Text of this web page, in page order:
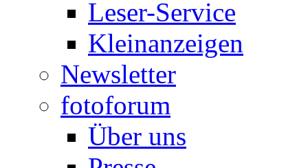
Leser-Service
Kleinanzeigen
Newsletter
fotoforum
Über uns